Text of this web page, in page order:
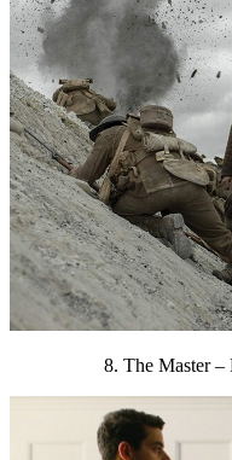
8. The Master –